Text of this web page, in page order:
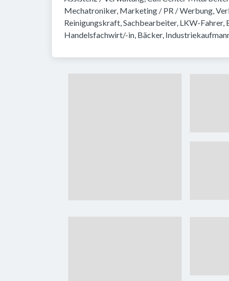
Mechatroniker, Marketing / PR / Werbung,
Reinigungskraft, Sachbearbeiter, LKW-
Handelsfachwirt/-in, Bäcker,